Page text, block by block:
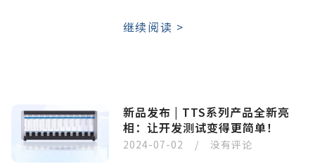
继续阅读 >
新品发布 | TTS系列产品全新亮
相：让开发测试变得更简单！
2024-07-02
没有评论